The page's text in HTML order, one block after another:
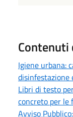
Igiene urbana:
disinfestazione
Libri di testo
concreto per le
Avviso